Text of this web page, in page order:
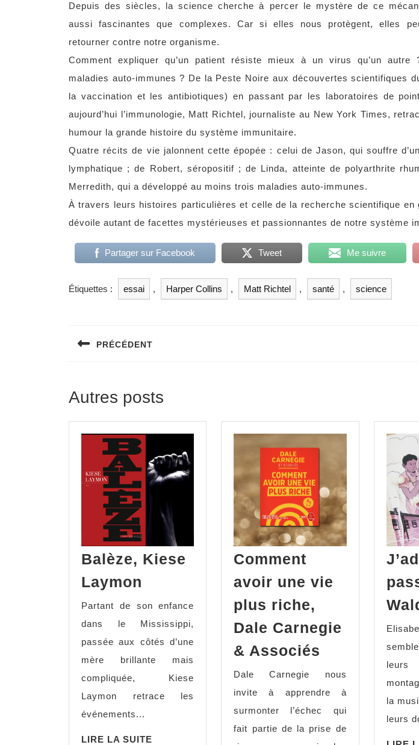
Depuis des siècles, la science cherche à percer le mystère de ce
aussi fascinantes que complexes. Car si elles nous protègent, elles
retourner contre notre organisme.
Comment expliquer qu’un patient résiste mieux à un virus qu’un autre
maladies auto-immunes ? De la Peste Noire aux découvertes scientifiques
la vaccination et les antibiotiques) en passant par les laboratoires de
aujourd’hui l’immunologie, Matt Richtel, journaliste au New York Times,
humour la grande histoire du système immunitaire.
Quatre récits de vie jalonnent cette épopée : celui de Jason, qui souffre
lymphatique ; de Robert, séropositif ; de Linda, atteinte de polyarthrite
Merredith, qui a développé au moins trois maladies auto-immunes.
À travers leurs histoires particulières et celle de la recherche scientifique en
dévoile autant de facettes mystérieuses et passionnantes de notre système
Partager sur Facebook Tweet Me suivre
Étiquettes : essai , Harper Collins , Matt Richtel , santé , science
de
PRÉCÉDENT
Autres posts
Balèze, Kiese
Laymon
Laymon
Partant de son enfance
dans le Mississippi,
passée aux côtés d’une
mère brillante mais
compliquée, Kiese
Laymon retrace les
événements...
LIRE LA SUITE
Comment
avoir une vie
plus riche,
Dale Carnegie
& Associés Comment
une
vie
plus
riche,
Dale Carnegie nous
invite à apprendre à
surmonter l’échec qui
fait partie de la prise de
la
leurs